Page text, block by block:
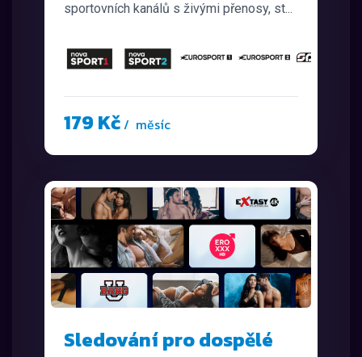
sportovních kanálů s živými přenosy, st...
179 Kč/ měsíc
Sledování pro dospělé